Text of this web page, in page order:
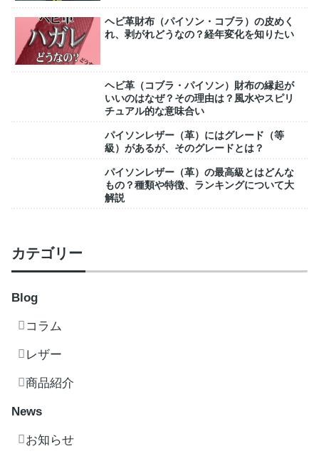
ヘビ革財布（パイソン・コブラ）の皮めく
れ、剥がれどうなの？経年変化を知りたい
ヘビ革（コブラ・パイソン）財布の縁起が
いいのはなぜ？その理由は？風水やスピリ
チュアル的な意味合い
パイソンレザー（革）にはグレード（等
級）があるが、そのグレードとは？
パイソンレザー（革）の最高級とはどんな
もの？種類や特徴、ランキングについて大
解説
カテゴリー
Blog
コラム
レザー
商品紹介
News
お知らせ